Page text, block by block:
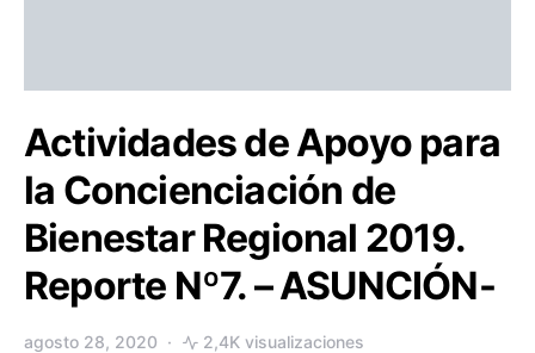
Actividades de Apoyo para
la Concienciación de
Bienestar Regional 2019.
Reporte Nº7. – ASUNCIÓN-
agosto 28, 2020 2,4K visualizaciones